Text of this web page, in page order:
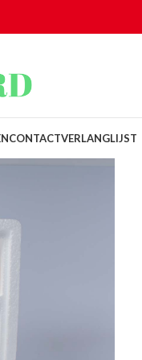
CONTACTVERLANGLIJST